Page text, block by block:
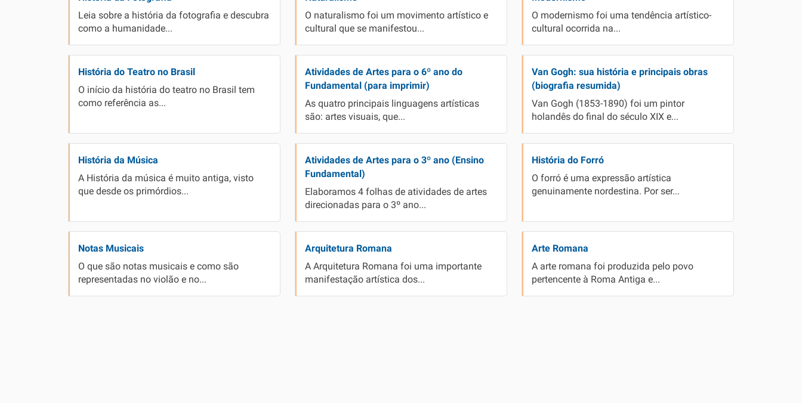
Simulador SiSUFísica
Química
Todos os Exercícios
Todas as Matérias
Leia sobre a história da fotografia e descubra
como a humanidade...
O naturalismo foi um movimento artístico e
cultural que se manifestou...
O modernismo foi uma tendência artístico-
cultural ocorrida na...
História do Teatro no Brasil
O início da história do teatro no Brasil tem
como referência as...
Atividades de Artes para o 6º ano do
Fundamental (para imprimir)
As quatro principais linguagens artísticas
são: artes visuais, que...
Van Gogh: sua história e principais obras
(biografia resumida)
Van Gogh (1853-1890) foi um pintor
holandês do final do século XIX e...
História da Música
A História da música é muito antiga, visto
que desde os primórdios...
Atividades de Artes para o 3º ano (Ensino
Fundamental)
Elaboramos 4 folhas de atividades de artes
direcionadas para o 3º ano...
História do Forró
O forró é uma expressão artística
genuinamente nordestina. Por ser...
Notas Musicais
O que são notas musicais e como são
representadas no violão e no...
Arquitetura Romana
A Arquitetura Romana foi uma importante
manifestação artística dos...
Arte Romana
A arte romana foi produzida pelo povo
pertencente à Roma Antiga e...